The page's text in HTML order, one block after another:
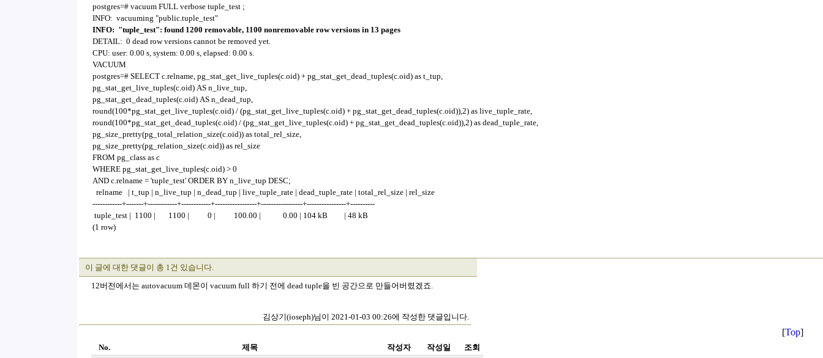
postgres=# vacuum FULL verbose tuple_test ;
INFO: vacuuming "public.tuple_test"
INFO: "tuple_test": found 1200 removable, 1100 nonremovable row versions in 13 pages
DETAIL: 0 dead row versions cannot be removed yet.
CPU: user: 0.00 s, system: 0.00 s, elapsed: 0.00 s.
VACUUM
postgres=# SELECT c.relname, pg_stat_get_live_tuples(c.oid) + pg_stat_get_dead_tuples(c.oid) as t_tup,
pg_stat_get_live_tuples(c.oid) AS n_live_tup,
pg_stat_get_dead_tuples(c.oid) AS n_dead_tup,
round(100*pg_stat_get_live_tuples(c.oid) / (pg_stat_get_live_tuples(c.oid) + pg_stat_get_dead_tuples(c.oid)),2) as live_tuple_rate,
round(100*pg_stat_get_dead_tuples(c.oid) / (pg_stat_get_live_tuples(c.oid) + pg_stat_get_dead_tuples(c.oid)),2) as dead_tuple_rate,
pg_size_pretty(pg_total_relation_size(c.oid)) as total_rel_size,
pg_size_pretty(pg_relation_size(c.oid)) as rel_size
FROM pg_class as c
WHERE pg_stat_get_live_tuples(c.oid) > 0
AND c.relname = 'tuple_test' ORDER BY n_live_tup DESC;
relname | t_tup | n_live_tup | n_dead_tup | live_tuple_rate | dead_tuple_rate | total_rel_size | rel_size
------------+-------+------------+------------+-----------------+-----------------+----------------+----------
tuple_test | 1100 | 1100 | 0 | 100.00 | 0.00 | 104 kB | 48 kB
(1 row)
이 글에 대한 댓글이 총 1건 있습니다.
12버전에서는 autovacuum 데몬이 vacuum full 하기 전에 dead tuple을 빈 공간으로 만들어버렸겠죠.
김상기(ioseph)님이 2021-01-03 00:26에 작성한 댓글입니다.
[Top]
No. 제목 작성자 작성일 조회